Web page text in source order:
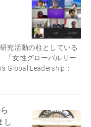
究活動の柱としている
「女性グローバルリー
Global Leadership：
し